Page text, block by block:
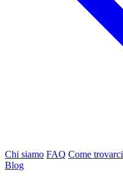
Chi siamo FAQ Come trovarci
Blog